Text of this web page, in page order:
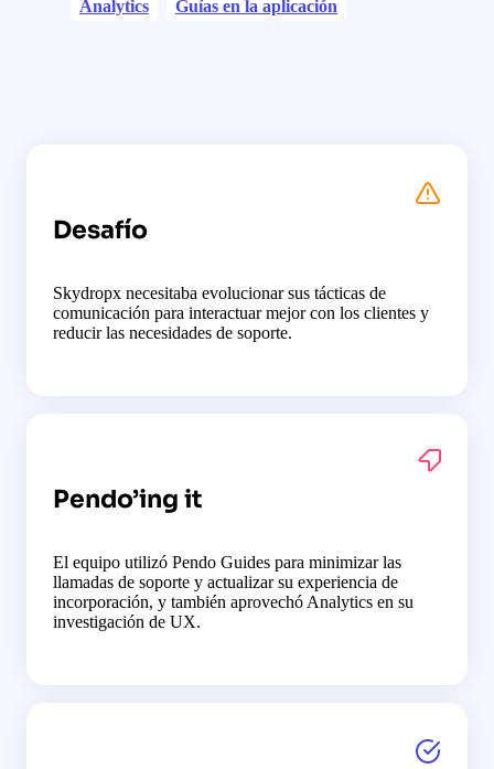
Analytics Guías en la aplicación
Desafío
Skydropx necesitaba evolucionar sus tácticas de
comunicación para interactuar mejor con los clientes y
reducir las necesidades de soporte.
Pendo’ing it
El equipo utilizó Pendo Guides para minimizar las
llamadas de soporte y actualizar su experiencia de
incorporación, y también aprovechó Analytics en su
investigación de UX.